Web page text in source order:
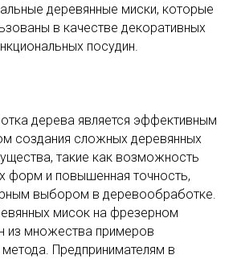
деревянные миски, которые
в качестве декоративных
посудин.
дерева является эффективным
создания сложных деревянных
такие как возможность
форм и повышенная точность,
выбором в деревообработке.
мисок на фрезерном
из множества примеров
Предпринимателям в